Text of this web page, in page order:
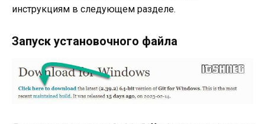
инструкциям в следующем разделе.
Запуск установочного файла